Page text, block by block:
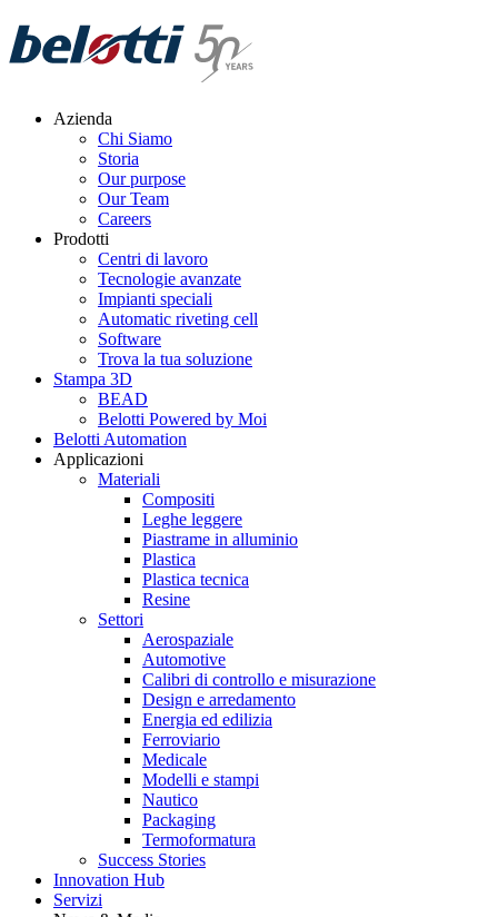
to
content
Azienda
Chi Siamo
Storia
Our purpose
Our Team
Careers
Prodotti
Centri di lavoro
Tecnologie avanzate
Impianti speciali
Automatic riveting cell
Software
Trova la tua soluzione
Stampa 3D
BEAD
Belotti Powered by Moi
Belotti Automation
Applicazioni
Materiali
Compositi
Leghe leggere
Piastrame in alluminio
Plastica
Plastica tecnica
Resine
Settori
Aerospaziale
Automotive
Calibri di controllo e misurazione
Design e arredamento
Energia ed edilizia
Ferroviario
Medicale
Modelli e stampi
Nautico
Packaging
Termoformatura
Success Stories
Innovation Hub
Servizi